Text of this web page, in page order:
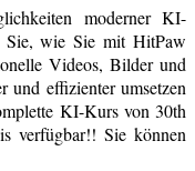
moderner KI-
Sie, wie Sie mit HitPaw
Videos, Bilder und
und effizienter umsetzen
KI-Kurs von 30th
verfügbar!! Sie können